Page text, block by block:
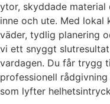
ytor, skyddade
inne och ute. Med lokal
väder, tydlig planering
vi ett snyggt
vardagen. Du får trygg
professionell
som lyfter